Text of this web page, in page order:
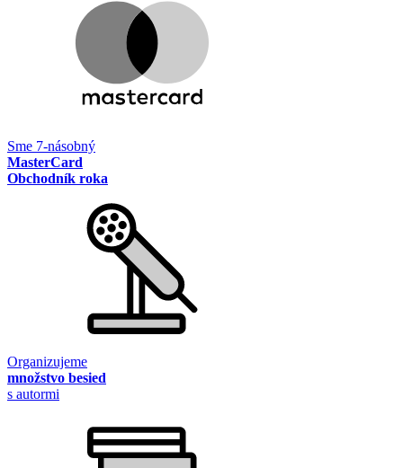
Sme 7-násobný
MasterCard
Obchodník roka
Organizujeme
množstvo besied
s autormi